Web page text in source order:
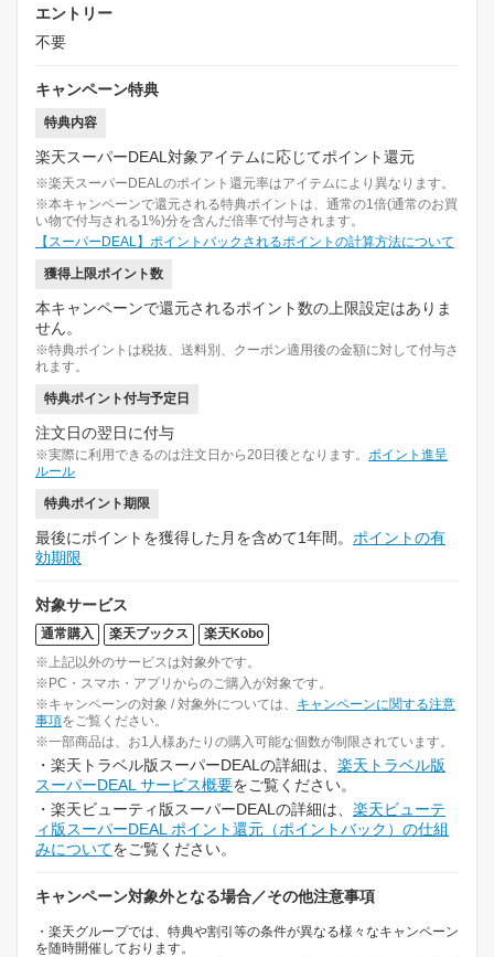
エントリー
不要
キャンペーン特典
特典内容
楽天スーパーDEAL対象アイテムに応じてポイント還元
※楽天スーパーDEALのポイント還元率はアイテムにより異なります。
※本キャンペーンで還元される特典ポイントは、通常の1倍(通常のお買
い物で付与される1%)分を含んだ倍率で付与されます。
【スーパーDEAL】ポイントバックされるポイントの計算方法について
獲得上限ポイント数
本キャンペーンで還元されるポイント数の上限設定はありま
せん。
※特典ポイントは税抜、送料別、クーポン適用後の金額に対して付与さ
れます。
特典ポイント付与予定日
注文日の翌日に付与
※実際に利用できるのは注文日から20日後となります。 ポイント進呈
ルール
特典ポイント期限
最後にポイントを獲得した月を含めて1年間。 ポイントの有
効期限
対象サービス
通常購入 楽天ブックス
楽天Kobo
※上記以外のサービスは対象外です。
※PC・スマホ・アプリからのご購入が対象です。
※キャンペーンの対象 / 対象外については、 キャンペーンに関する注意
事項をご覧ください。
※一部商品は、お1人様あたりの購入可能な個数が制限されています。
・楽天トラベル版スーパーDEALの詳細は、 楽天トラベル版
スーパーDEAL サービス概要をご覧ください。
・楽天ビューティ版スーパーDEALの詳細は、 楽天ビューテ
ィ版スーパーDEAL ポイント還元（ポイントバック）の仕組
みについてをご覧ください。
キャンペーン対象外となる場合／その他注意事項
・楽天グループでは、特典や割引等の条件が異なる様々なキャンペーン
を随時開催しております。